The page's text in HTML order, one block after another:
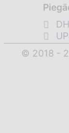
© 2018 -